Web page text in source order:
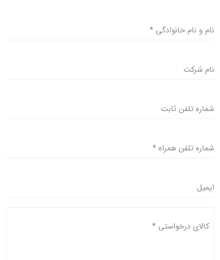
نام و نام خانوادگی *
نام شرکت
شماره تلفن ثابت
شماره تلفن همراه *
ایمیل
کالای درخواستی *